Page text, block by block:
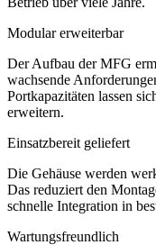
Modular erweiterbar
Der Aufbau der MFG
wachsende
Portkapazitäten lassen
erweitern.
Einsatzbereit geliefert
Die Gehäuse werden
Das reduziert den
schnelle Integration in
Wartungsfreundlich